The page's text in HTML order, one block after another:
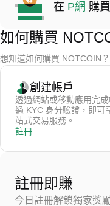
在 P網 購
如何購買
想知道如何購買 NOTCOIN
創建帳戶
透過網站或移動應用完
過 KYC 身分驗證，即可
站式交易服務。
註冊
註冊即賺
今日註冊解鎖獨家獎